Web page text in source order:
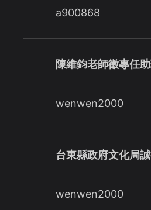
a900868
陳維鈞老師徵專任
wenwen2000
台東縣政府文化局
wenwen2000